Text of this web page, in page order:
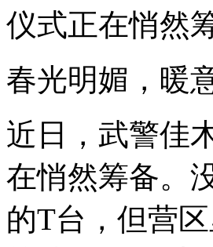
仪式正在悄然
春光明媚，暖
近日，武警佳
在悄然筹备。
的T台，但营